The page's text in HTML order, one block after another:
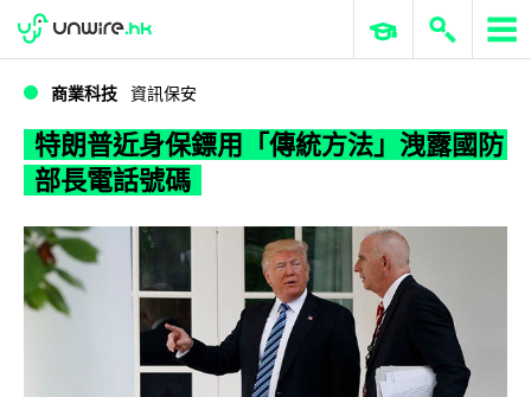
WWDC 2026 ERP 與商業 AI
商業科技 資訊保安
特朗普近身保鏢用「傳統方法」洩露國防
部長電話號碼